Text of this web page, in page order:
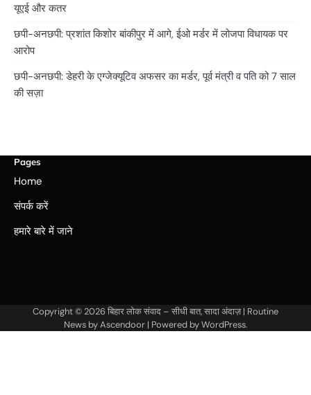
यूएई और कतर
छपी-अनछपी: प्रशांत किशोर बांकीपुर में आगे, ईओ मर्डर में लोजपा विधायक पर
आरोप
छपी-अनछपी: डेहरी के एग्जेक्यूटिव अफसर का मर्डर, पूर्व मंत्री व पति को 7 साल
की सज़ा
Pages
Home
संपर्क करें
हमारे बारे में जाने
Copyright © 2026बिहार लोक संवाद – सीधी बात, सादा अंदाज़| Routine
News byAscendoor| Powered byWordPress.